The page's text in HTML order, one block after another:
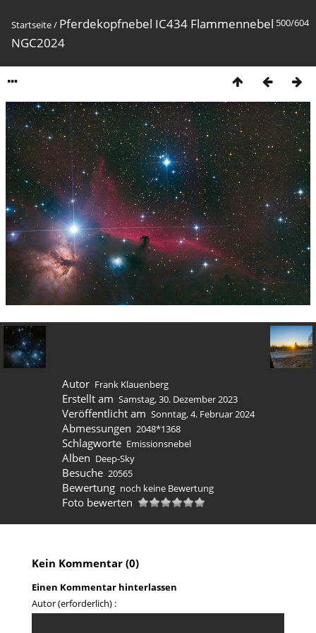
500/604
Startseite/ Pferdekopfnebel IC434 Flammennebel
NGC2024
Autor Frank Klauenberg
Erstellt am Samstag, 30. Dezember 2023
Veröffentlicht am Sonntag, 4. Februar 2024
Abmessungen 2048*1368
Schlagworte Emissionsnebel
Alben Deep-Sky
Besuche 20565
Bewertung noch keine Bewertung
Foto bewerten
Kein Kommentar (0)
Einen Kommentar hinterlassen
Autor (erforderlich) :